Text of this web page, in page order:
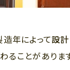
造年によって設計
ることがあります